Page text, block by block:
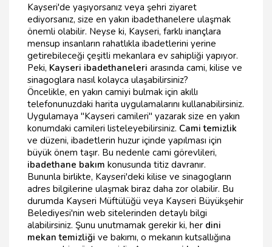
Kayseri'de yaşıyorsanız veya şehri ziyaret
ediyorsanız, size en yakın ibadethanelere ulaşmak
önemli olabilir. Neyse ki, Kayseri, farklı inançlara
mensup insanların rahatlıkla ibadetlerini yerine
getirebileceği çeşitli mekanlara ev sahipliği yapıyor.
Peki, Kayseri ibadethaneleri arasında cami, kilise ve
sinagoglara nasıl kolayca ulaşabilirsiniz?
Öncelikle, en yakın camiyi bulmak için akıllı
telefonunuzdaki harita uygulamalarını kullanabilirsiniz.
Uygulamaya "Kayseri camileri" yazarak size en yakın
konumdaki camileri listeleyebilirsiniz. Cami temizlik
ve düzeni, ibadetlerin huzur içinde yapılması için
büyük önem taşır. Bu nedenle cami görevlileri,
ibadethane bakım konusunda titiz davranır.
Bununla birlikte, Kayseri'deki kilise ve sinagogların
adres bilgilerine ulaşmak biraz daha zor olabilir. Bu
durumda Kayseri Müftülüğü veya Kayseri Büyükşehir
Belediyesi'nin web sitelerinden detaylı bilgi
alabilirsiniz. Şunu unutmamak gerekir ki, her dini
mekan temizliği ve bakımı, o mekanın kutsallığına